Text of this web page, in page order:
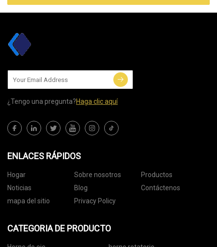
¿Tengo una pregunta?Haga clic aquí
ENLACES RÁPIDOS
Hogar Sobre nosotros
Productos
Noticias
Blog
Contáctenos
mapa del sitio
Privacy Policy
CATEGORIA DE PRODUCTO